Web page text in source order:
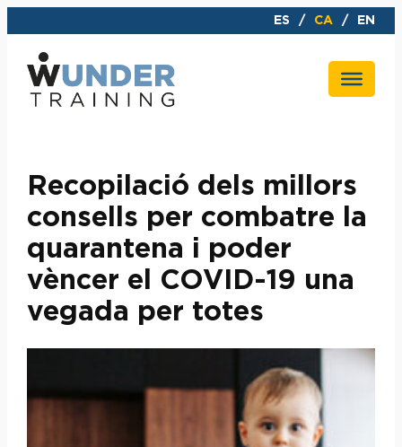
al
contingut
ES CA EN
Recopilació dels millors
consells per combatre la
quarantena i poder
vèncer el COVID-19 una
vegada per totes